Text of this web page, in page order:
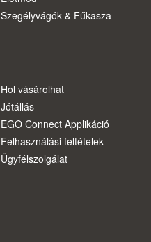
Szegélyvágók & Fűkasza
Hol vásárolhat
Jótállás
EGO Connect Applikáció
Felhasználási feltételek
Ügyfélszolgálat